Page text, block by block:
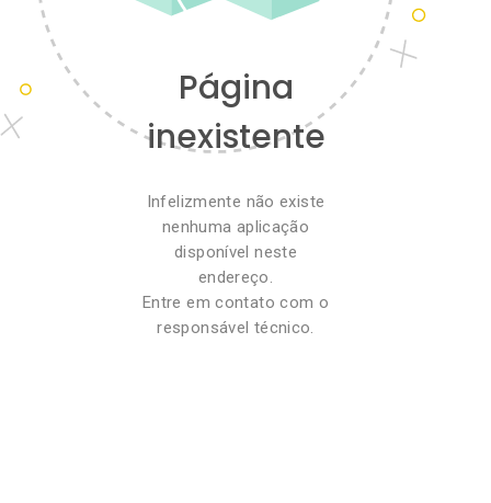
Página
inexistente
Infelizmente não existe
nenhuma aplicação
disponível neste
endereço.
Entre em contato com o
responsável técnico.